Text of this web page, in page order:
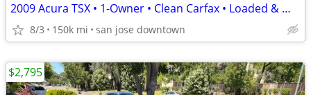
2009 Acura TSX • 1-Owner • Clean Carfax • Loaded & Well-Maintained
8/3 150k mi san jose downtown
$2,795